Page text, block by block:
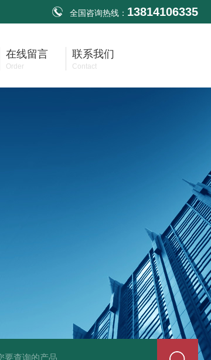
全国咨询热线： 13814106335
在线留言
Order
联系我们
Contact